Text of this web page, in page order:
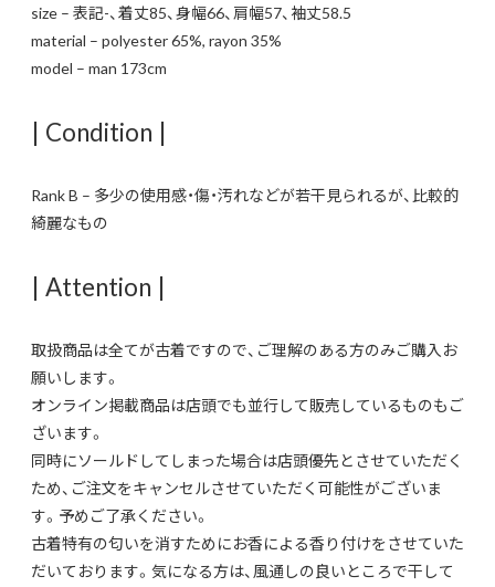
size – 表記-、着丈85、身幅66、肩幅57、袖丈58.5
material – polyester 65%, rayon 35%
model – man 173cm
| Condition |
Rank B – 多少の使用感・傷・汚れなどが若干見られるが、比較的
綺麗なもの
| Attention |
取扱商品は全てが古着ですので、ご理解のある方のみご購入お
願いします。
オンライン掲載商品は店頭でも並行して販売しているものもご
ざいます。
同時にソールドしてしまった場合は店頭優先とさせていただく
ため、ご注文をキャンセルさせていただく可能性がございま
す。予めご了承ください。
古着特有の匂いを消すためにお香による香り付けをさせていた
だいております。気になる方は、風通しの良いところで干して